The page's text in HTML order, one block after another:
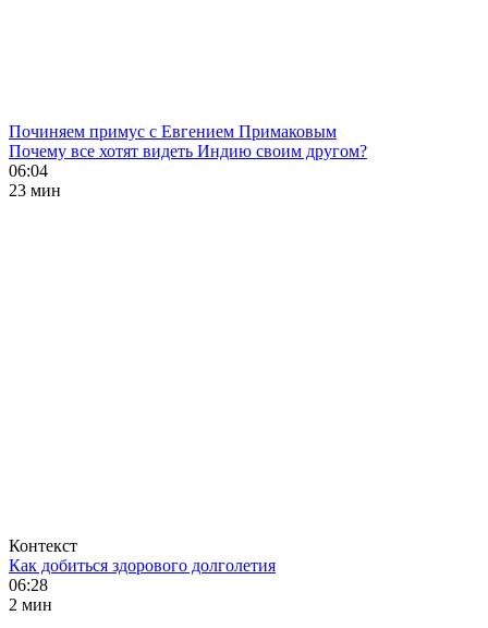
Починяем примус с Евгением Примаковым
Почему все хотят видеть Индию своим другом?
06:04
23 мин
Контекст
Как добиться здорового долголетия
06:28
2 мин